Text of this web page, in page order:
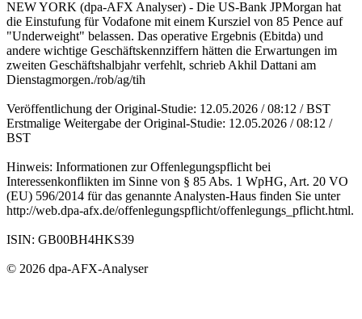
NEW YORK (dpa-AFX Analyser) - Die US-Bank JPMorgan hat
die Einstufung für Vodafone mit einem Kursziel von 85 Pence auf
"Underweight" belassen. Das operative Ergebnis (Ebitda) und
andere wichtige Geschäftskennziffern hätten die Erwartungen im
zweiten Geschäftshalbjahr verfehlt, schrieb Akhil Dattani am
Dienstagmorgen./rob/ag/tih
Veröffentlichung der Original-Studie: 12.05.2026 / 08:12 / BST
Erstmalige Weitergabe der Original-Studie: 12.05.2026 / 08:12 /
BST
Hinweis: Informationen zur Offenlegungspflicht bei
Interessenkonflikten im Sinne von § 85 Abs. 1 WpHG, Art. 20 VO
(EU) 596/2014 für das genannte Analysten-Haus finden Sie unter
http://web.dpa-afx.de/offenlegungspflicht/offenlegungs_pflicht.html.
ISIN: GB00BH4HKS39
© 2026 dpa-AFX-Analyser